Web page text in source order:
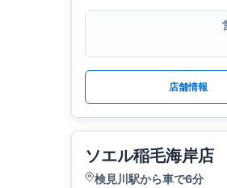
店舗情報
ソエル稲毛海岸店
検見川駅から車で6分